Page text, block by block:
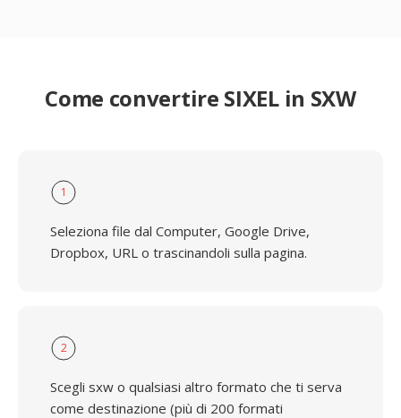
Come convertire SIXEL in SXW
1
Seleziona file dal Computer, Google Drive,
Dropbox, URL o trascinandoli sulla pagina.
2
Scegli sxw o qualsiasi altro formato che ti serva
come destinazione (più di 200 formati